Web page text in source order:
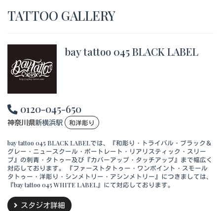
TATTOO GALLERY
bay tattoo 045 BLACK LABEL
0120-045-650
神奈川県新横浜駅 和洋彫り
bay tattoo 045 BLACK LABELでは、『和彫り・トライバル・ブラック＆
グレー・ニュースクール・ポートレート・リアリスティック・スリー
ブ』の刺青・タトゥー及び『カバーアップ・タッチアップ』まで幅広く
対応しております。 『ファーストタトゥー・ワンポイント・スモール
タトゥー・洋彫り・シンメトリー・アシンメトリー』につきましては、
『bay tattoo 045 WHITE LABEL』にて対応しております。
スタジオ詳細